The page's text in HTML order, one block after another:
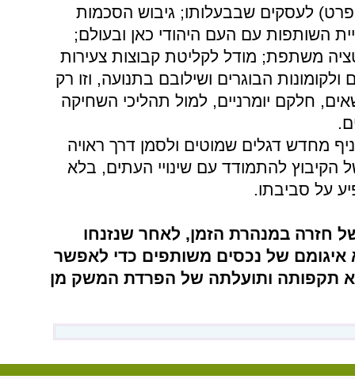
לעסקים שבבעלותו; גיבוש הסכמות
השותפות עם העם היהודי כאן ובעולם;
משתפת; מודל לקליטת קבוצות צעירות
ולקומונות הבוגרים ושילובם בתנועה, וזו רק
חלקם יומרניים, למול תהליכי השחיקה
מחדש דגלים שמוטים ולסמן דרך ראויה
הקיבוץ להתמודד עם שינויי העתים, בלא
על סביבתו.
חזרה במנהרת הזמן, לאחר שנזנחו
איגומם של נכסים משותפים כדי לאפשר
תקפותה ותועלתה של הפרדת המשק מן